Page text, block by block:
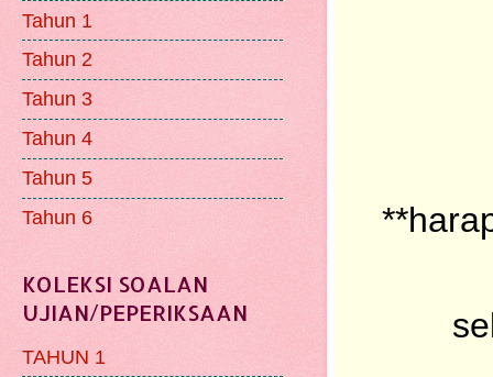
Tahun 1
Tahun 2
Tahun 3
Tahun 4
Tahun 5
Tahun 6
KOLEKSI SOALAN
UJIAN/PEPERIKSAAN
TAHUN 1